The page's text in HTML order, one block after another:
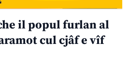
il popul furlan al
cul cjâf e vîf